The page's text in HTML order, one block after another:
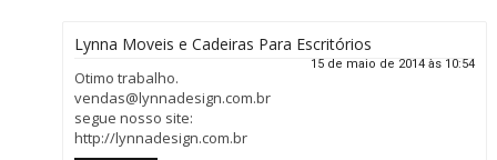
Lynna Moveis e Cadeiras Para Escritórios
15 de maio de 2014 às 10:54
Otimo trabalho.
vendas@lynnadesign.com.br
segue nosso site:
http://lynnadesign.com.br